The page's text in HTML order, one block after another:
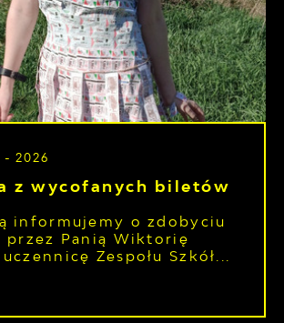
2026
z wycofanych biletów
informujemy o zdobyciu
przez Panią Wiktorię
Zespołu Szkół...